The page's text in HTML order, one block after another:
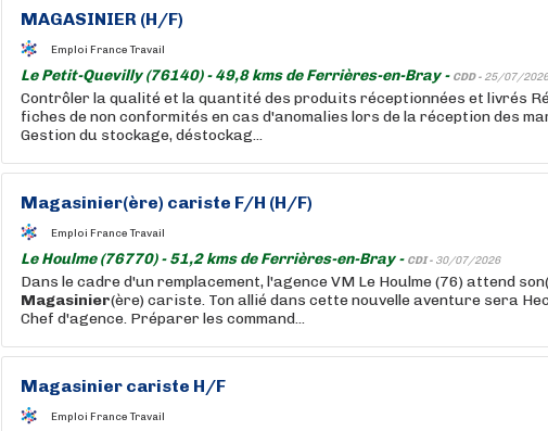
MAGASINIER (H/F)
Emploi France Travail
Le Petit-Quevilly (76140) - 49,8 kms de Ferrières-en-Bray - CDD - 25/07/2026
Contrôler la qualité et la quantité des produits réceptionnées et livrés
fiches de non conformités en cas d'anomalies lors de la réception des
Gestion du stockage, déstockag...
Magasinier(ère) cariste F/H (H/F)
Emploi France Travail
Le Houlme (76770) - 51,2 kms de Ferrières-en-Bray - CDI - 30/07/2026
Dans le cadre d'un remplacement, l'agence VM Le Houlme (76) attend
Magasinier(ère) cariste. Ton allié dans cette nouvelle aventure sera
Chef d'agence. Préparer les command...
Magasinier cariste H/F
Emploi France Travail